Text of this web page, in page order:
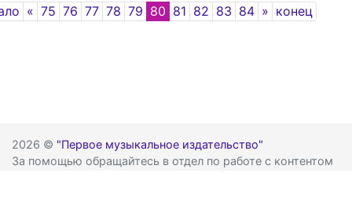
« Previous
75 76 77 78 79 80 81 82 83 84 » Next
конец
2026 © "Первое музыкальное издательство"
За помощью обращайтесь в отдел по работе с контентом